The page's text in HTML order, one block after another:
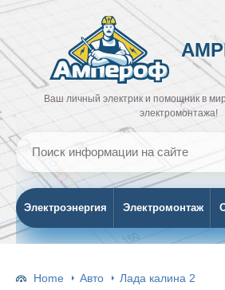
Ваш личный электрик и помощник в
электромонтажа!
Электроэнергия Электромонтаж
Home Авто Лада калина 2